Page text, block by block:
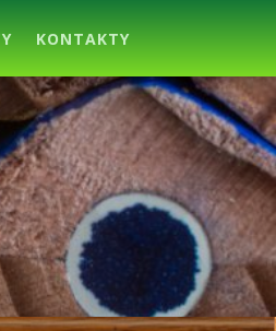
KONTAKTY